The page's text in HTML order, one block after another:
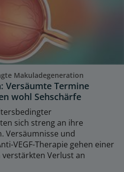
Makuladegeneration
Versäumte Termine
wohl Sehschärfe
sich streng an ihre
Versäumnisse und
VEGF-Therapie gehen einer
Verlust an